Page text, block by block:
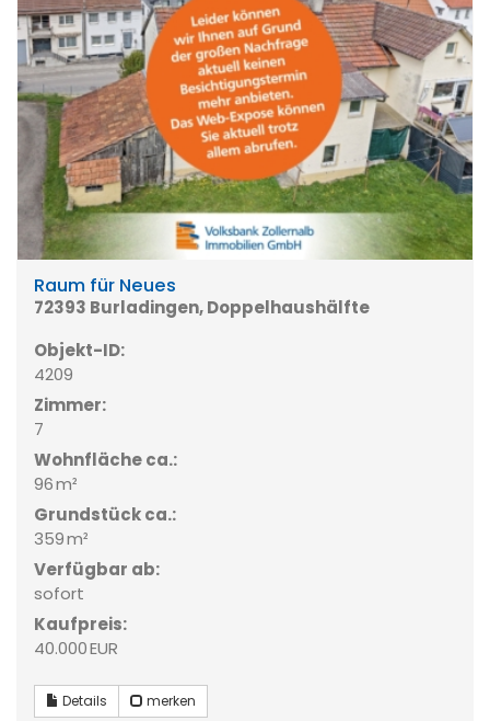
Raum für Neues
72393 Burladingen, Doppelhaushälfte
Objekt-ID:
4209
Zimmer:
7
Wohnfläche ca.:
96 m²
Grund­stück ca.:
359 m²
Verfügbar ab:
sofort
Kaufpreis:
40.000 EUR
Details merken